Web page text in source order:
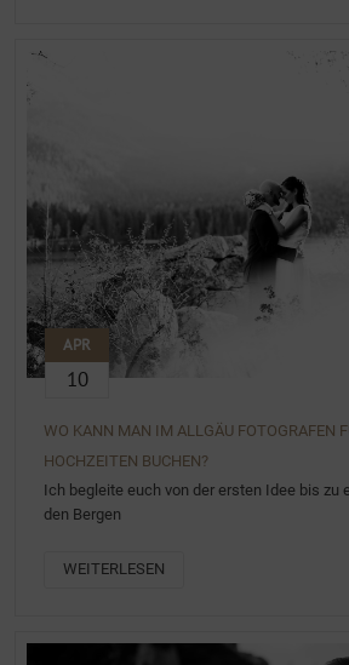
APR
10
WO KANN MAN IM ALLGÄU FOTOGRAFEN
HOCHZEITEN BUCHEN?
Ich begleite euch von der ersten Idee bis zu
den Bergen
WEITERLESEN